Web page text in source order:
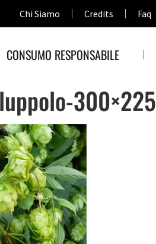
Chi Siamo Credits Faq
CONSUMO RESPONSABILE
300×225